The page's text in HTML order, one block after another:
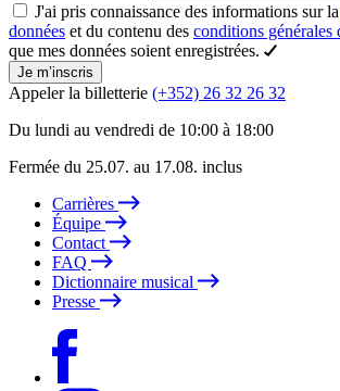
J'ai pris connaissance des informations sur la
données et du contenu des conditions générales
que mes données soient enregistrées.
Je m’inscris
Appeler la billetterie (+352) 26 32 26 32
Du lundi au vendredi de 10:00 à 18:00
Fermée du 25.07. au 17.08. inclus
Carrières
Équipe
Contact
FAQ
Dictionnaire musical
Presse